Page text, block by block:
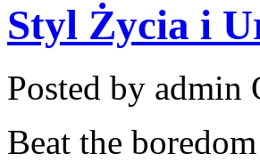
Styl Życia i
Posted by admin
Beat the